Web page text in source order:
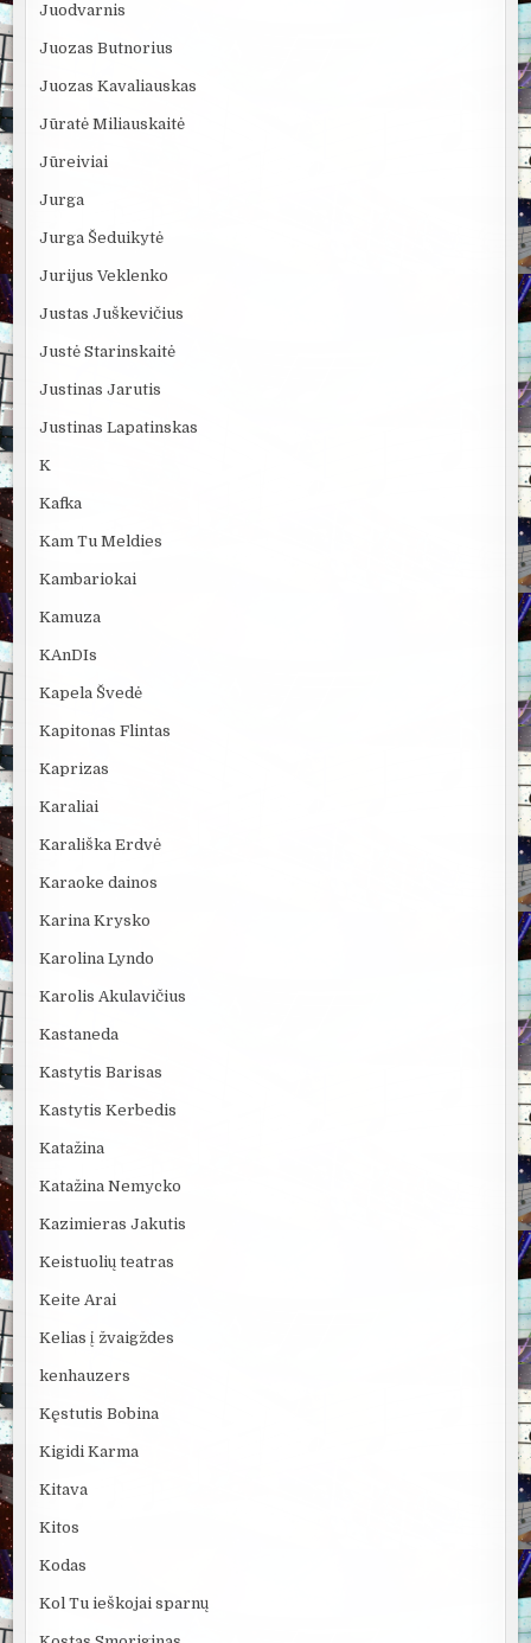
Juodvarnis
Juozas Butnorius
Juozas Kavaliauskas
Jūratė Miliauskaitė
Jūreiviai
Jurga
Jurga Šeduikytė
Jurijus Veklenko
Justas Juškevičius
Justė Starinskaitė
Justinas Jarutis
Justinas Lapatinskas
K
Kafka
Kam Tu Meldies
Kambariokai
Kamuza
KAnDIs
Kapela Švedė
Kapitonas Flintas
Kaprizas
Karaliai
Karališka Erdvė
Karaoke dainos
Karina Krysko
Karolina Lyndo
Karolis Akulavičius
Kastaneda
Kastytis Barisas
Kastytis Kerbedis
Katažina
Katažina Nemycko
Kazimieras Jakutis
Keistuolių teatras
Keite Arai
Kelias į žvaigždes
kenhauzers
Kęstutis Bobina
Kigidi Karma
Kitava
Kitos
Kodas
Kol Tu ieškojai sparnų